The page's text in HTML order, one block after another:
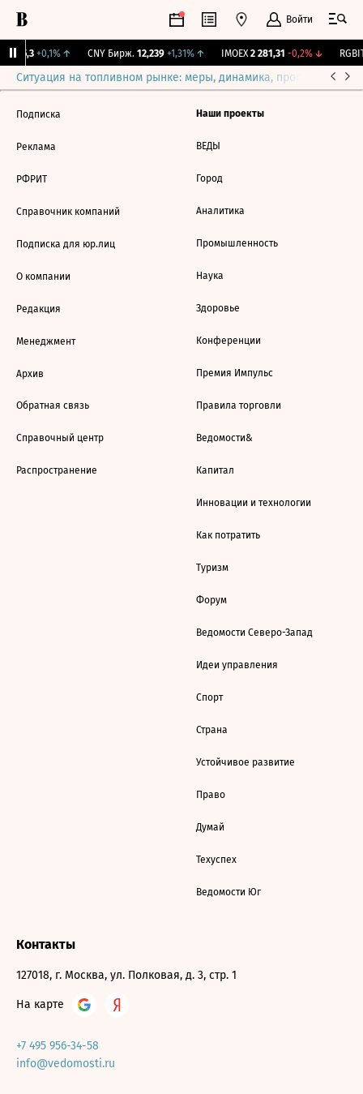
Войти
115,3 +0,1%↑ CNY Бирж. 12,239 +1,31%↑ IMOEX 2 281,31 -0,2%↓
Ситуация на топливном рынке: меры, динамика, прогнозы
Подписка
Реклама
РФРИТ
Справочник компаний
Подписка для юр.лиц
О компании
Редакция
Менеджмент
Архив
Обратная связь
Справочный центр
Распространение
Наши проекты
ВЕДЫ
Город
Аналитика
Промышленность
Наука
Здоровье
Конференции
Премия Импульс
Правила торговли
Ведомости&
Капитал
Инновации и технологии
Как потратить
Туризм
Форум
Ведомости Северо-Запад
Идеи управления
Спорт
Страна
Устойчивое развитие
Право
Думай
Техуспех
Ведомости Юг
Контакты
127018, г. Москва, ул. Полковая, д. 3, стр. 1
На карте
+7 495 956-34-58
info@vedomosti.ru